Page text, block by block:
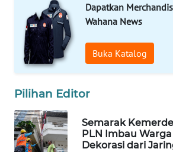
Dapatkan
Wahana News
Buka Katalog
Pilihan Editor
Semarak
PLN Imbau
Dekorasi dari
WAHANANEWS
ID
WAHANANEWS
CO ID
NET
WAHANA